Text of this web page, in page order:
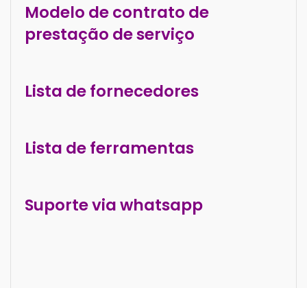
Modelo de contrato de
prestação de serviço
Lista de fornecedores
Lista de ferramentas
Suporte via whatsapp